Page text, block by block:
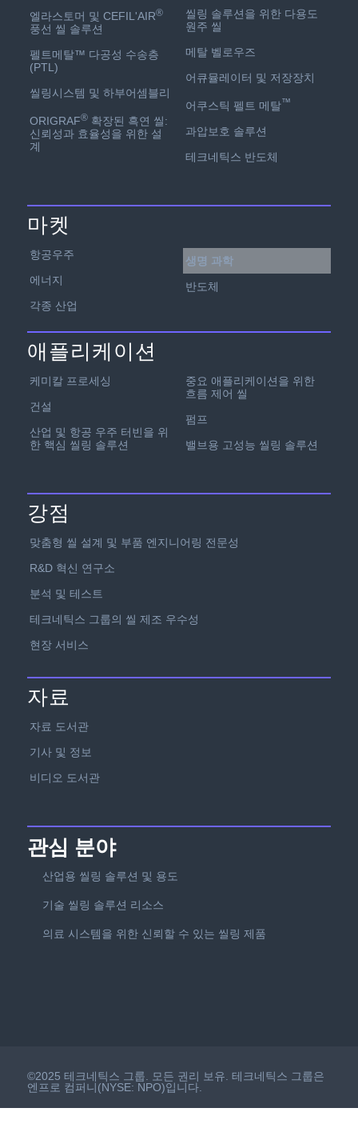
엘라스토머 및 CEFIL'AIR®
풍선 씰 솔루션
펠트메탈™ 다공성 수송층
(PTL)
씰링시스템 및 하부어셈블리
ORIGRAF®확장된 흑연 씰:
신뢰성과 효율성을 위한 설
계
씰링 솔루션을 위한 다용도
원주 씰
메탈 벨로우즈
어큐뮬레이터 및 저장장치
어쿠스틱 펠트 메탈™
과압보호 솔루션
테크네틱스 반도체
마켓
항공우주
에너지
각종 산업
생명 과학
반도체
애플리케이션
케미칼 프로세싱
건설
산업 및 항공 우주 터빈을 위
한 핵심 씰링 솔루션
중요 애플리케이션을 위한
흐름 제어 씰
펌프
밸브용 고성능 씰링 솔루션
강점
맞춤형 씰 설계 및 부품 엔지니어링 전문성
R&D 혁신 연구소
분석 및 테스트
테크네틱스 그룹의 씰 제조 우수성
현장 서비스
자료
자료 도서관
기사 및 정보
비디오 도서관
관심 분야
산업용 씰링 솔루션 및 용도
기술 씰링 솔루션 리소스
의료 시스템을 위한 신뢰할 수 있는 씰링 제품
©2025 테크네틱스 그룹. 모든 권리 보유. 테크네틱스 그룹은
엔프로 컴퍼니(NYSE: NPO)입니다.